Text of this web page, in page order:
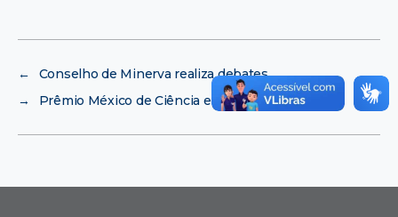
←
Conselho de Minerva realiza debates
→
Prêmio México de Ciência e Tecnologia